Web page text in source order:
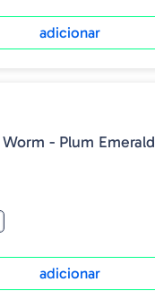
adicionar
- Plum Emerald
adicionar